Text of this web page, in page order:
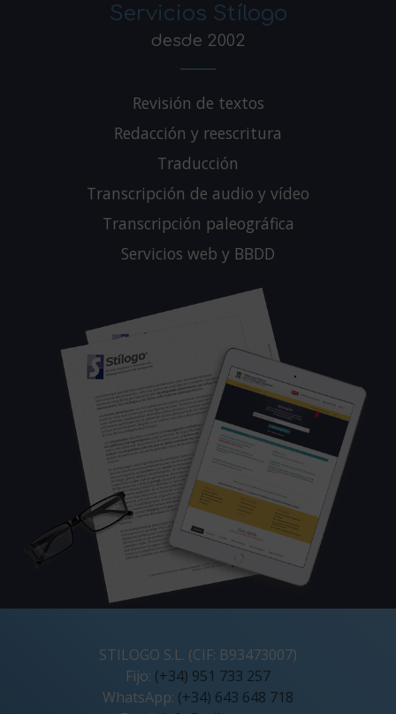
Servicios Stílogo
desde 2002
Revisión de textos
Redacción y reescritura
Traducción
Transcripción de audio y vídeo
Transcripción paleográfica
Servicios web y BBDD
STILOGO S.L. (CIF: B93473007)
Fijo: (+34) 951 733 257
WhatsApp: (+34) 643 648 718